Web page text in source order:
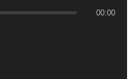
00:00